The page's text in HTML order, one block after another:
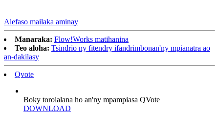
Alefaso mailaka aminay
Manaraka: Flow!Works matihanina
Teo aloha: Tsindrio ny fitendry ifandrimbonan'ny mpianatra ao
an-dakilasy
Qvote
Boky torolalana ho an'ny mpampiasa QVote
DOWNLOAD